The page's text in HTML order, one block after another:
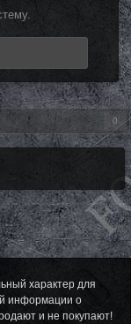
0
характер для
информации о
и не покупают!